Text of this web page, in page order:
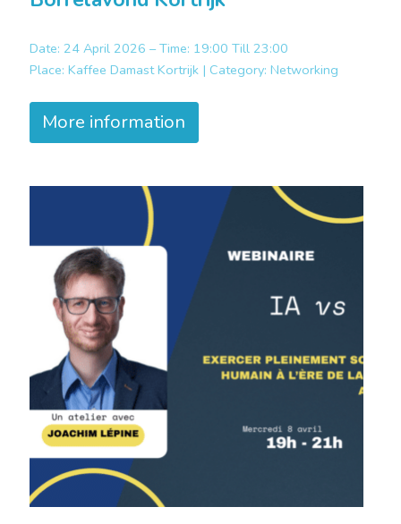
Date: 24 April 2026 – Time: 19:00 Till 23:00
Place: Kaffee Damast Kortrijk | Category: Networking
More information